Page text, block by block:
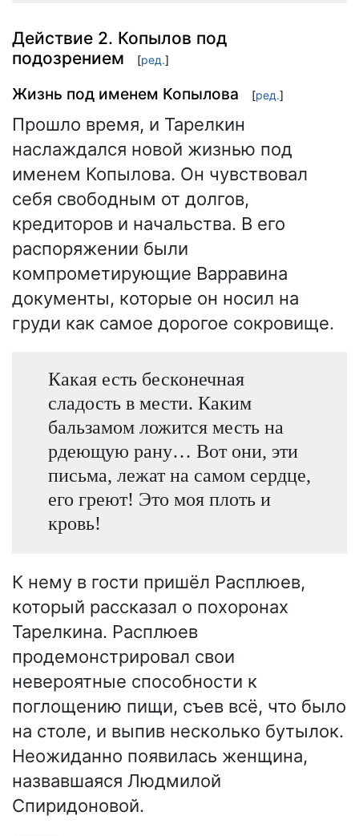
Действие 2. Копылов под
подозрением
[ред.]
Жизнь под именем Копылова [ред.]
Прошло время, и Тарелкин
наслаждался новой жизнью под
именем Копылова. Он чувствовал
себя свободным от долгов,
кредиторов и начальства. В его
распоряжении были
компрометирующие Варравина
документы, которые он носил на
груди как самое дорогое сокровище.
Какая есть бесконечная
сладость в мести. Каким
бальзамом ложится месть на
рдеющую рану… Вот они, эти
письма, лежат на самом сердце,
его греют! Это моя плоть и
кровь!
К нему в гости пришёл Расплюев,
который рассказал о похоронах
Тарелкина. Расплюев
продемонстрировал свои
невероятные способности к
поглощению пищи, съев всё, что было
на столе, и выпив несколько бутылок.
Неожиданно появилась женщина,
назвавшаяся Людмилой
Спиридоновой.